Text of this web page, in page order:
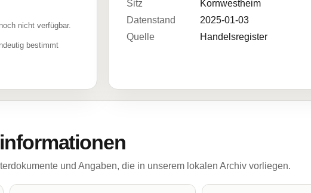
nicht verfügbar.
bestimmt
Sitz
Kornwestheim
Datenstand
2025-01-03
Quelle
Handelsregister
und Angaben, die in unserem lokalen Archiv vorliegen.